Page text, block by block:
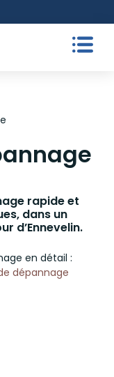
rapide et
dans un
d’Ennevelin.
en détail :
dépannage